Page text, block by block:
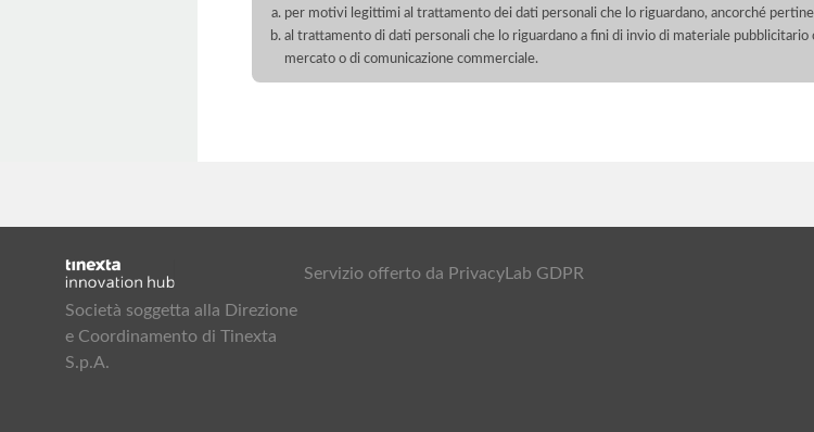
per motivi legittimi al trattamento dei dati personali che lo riguardano, ancorché
al trattamento di dati personali che lo riguardano a fini di invio di materiale
mercato o di comunicazione commerciale.
Società soggetta alla Direzione
e Coordinamento di Tinexta
S.p.A.
Servizio offerto da PrivacyLab GDPR